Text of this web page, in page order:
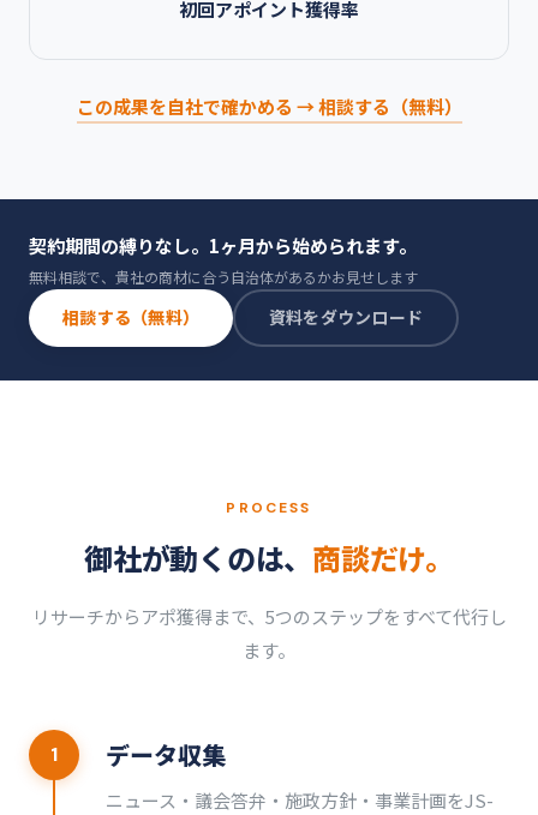
初回アポイント獲得率
この成果を自社で確かめる → 相談する（無料）
契約期間の縛りなし。1ヶ月から始められます。
無料相談で、貴社の商材に合う自治体があるかお見せします
相談する（無料） 資料をダウンロード
PROCESS
御社が動くのは、 商談だけ。
リサーチからアポ獲得まで、5つのステップをすべて代行し
ます。
1 データ収集
ニュース・議会答弁・施政方針・事業計画をJS-